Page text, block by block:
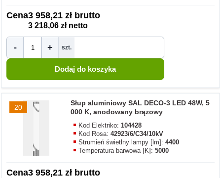
Cena3 958,21 zł brutto
3 218,06 zł netto
- + szt.
20
Słup aluminiowy SAL DECO-3 LED 48W, 5
000 K, anodowany brązowy
Kod Elektriko:104428
Kod Rosa:42923/6/C34/10kV
Strumień świetlny lampy [lm]:4400
Temperatura barwowa [K]:5000
Cena3 958,21 zł brutto